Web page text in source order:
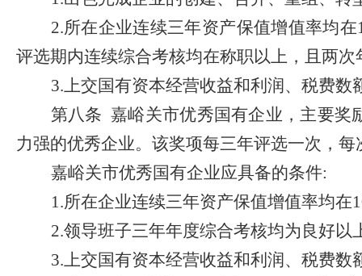
2.所在企业连续三年资产保值增值率均在
评选期内连续综合考核均在称职以上，且两
3.上交国有资本经营收益和利润、税费
第八条 嘉峪关市优秀国有企业，主要奖
力强的优秀企业。该奖项每三年评选一次，每
嘉峪关市优秀国有企业应具备的条件:
1.所在企业连续三年资产保值增值率均在
2.领导班子三年年度综合考核均为良好
3.上交国有资本经营收益和利润、税费